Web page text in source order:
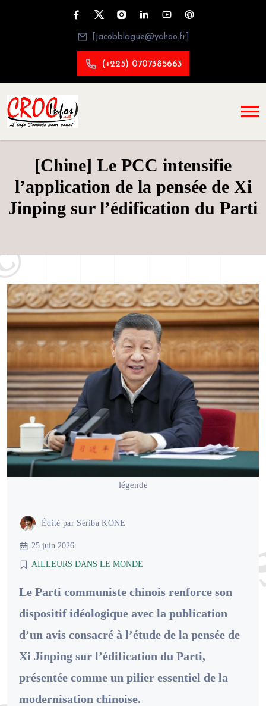
[jacobblague@yahoo.fr]
(+225) 0707385663
[Chine] Le PCC intensifie
l’application de la pensée de Xi
Jinping sur l’édification du Parti
légende
Édité par Sériba KONE
25 juin 2026
AILLEURS DANS LE MONDE
Le Parti communiste chinois renforce son
dispositif idéologique avec la publication
d’un avis consacré à l’étude de la pensée de
Xi Jinping sur l’édification du Parti,
présentée comme un pilier essentiel de la
modernisation chinoise.